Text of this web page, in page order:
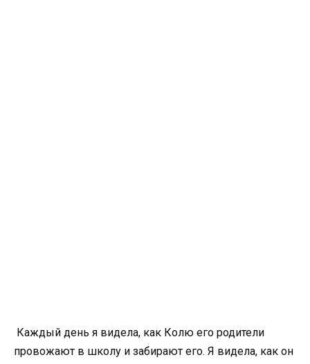
Каждый день я видела, как Колю его родители
провожают в школу и забирают его. Я видела, как он